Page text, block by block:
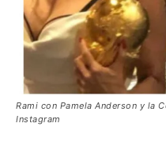
Rami con Pamela Anderson y la
Instagram